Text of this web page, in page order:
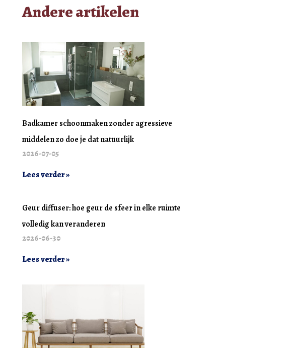
Andere artikelen
Badkamer schoonmaken zonder agressieve
middelen zo doe je dat natuurlijk
2026-07-05
Lees verder »
Geur diffuser: hoe geur de sfeer in elke ruimte
volledig kan veranderen
2026-06-30
Lees verder »